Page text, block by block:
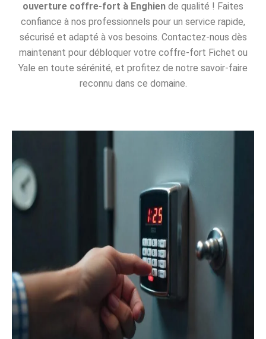
ouverture coffre-fort à Enghien de qualité ! Faites
confiance à nos professionnels pour un service rapide,
sécurisé et adapté à vos besoins. Contactez-nous dès
maintenant pour débloquer votre coffre-fort Fichet ou
Yale en toute sérénité, et profitez de notre savoir-faire
reconnu dans ce domaine.